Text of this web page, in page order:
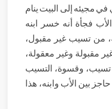
في مجيئه إلى البيت ينام
فجأة أنه خسر ابنه
من تسيب غير مقبول،
مقبولة وغير معقولة،
تسيب، وقسوة، التسيب
بين الأب وابنه، هذا